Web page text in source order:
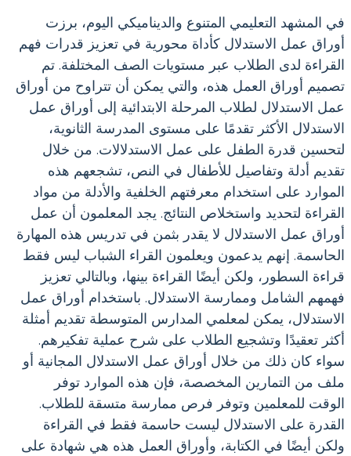
في المشهد التعليمي المتنوع والديناميكي اليوم، برزت
أوراق عمل الاستدلال كأداة محورية في تعزيز قدرات فهم
القراءة لدى الطلاب عبر مستويات الصف المختلفة. تم
تصميم أوراق العمل هذه، والتي يمكن أن تتراوح من أوراق
عمل الاستدلال لطلاب المرحلة الابتدائية إلى أوراق عمل
الاستدلال الأكثر تقدمًا على مستوى المدرسة الثانوية،
لتحسين قدرة الطفل على عمل الاستدلالات. من خلال
تقديم أدلة وتفاصيل للأطفال في النص، تشجعهم هذه
الموارد على استخدام معرفتهم الخلفية والأدلة من مواد
القراءة لتحديد واستخلاص النتائج. يجد المعلمون أن عمل
أوراق عمل الاستدلال لا يقدر بثمن في تدريس هذه المهارة
الحاسمة. إنهم يدعمون ويعلمون القراء الشباب ليس فقط
قراءة السطور، ولكن أيضًا القراءة بينها، وبالتالي تعزيز
فهمهم الشامل وممارسة الاستدلال. باستخدام أوراق عمل
الاستدلال، يمكن لمعلمي المدارس المتوسطة تقديم أمثلة
أكثر تعقيدًا وتشجيع الطلاب على شرح عملية تفكيرهم.
سواء كان ذلك من خلال أوراق عمل الاستدلال المجانية أو
ملف من التمارين المخصصة، فإن هذه الموارد توفر
الوقت للمعلمين وتوفر فرص ممارسة متسقة للطلاب.
القدرة على الاستدلال ليست حاسمة فقط في القراءة
ولكن أيضًا في الكتابة، وأوراق العمل هذه هي شهادة على